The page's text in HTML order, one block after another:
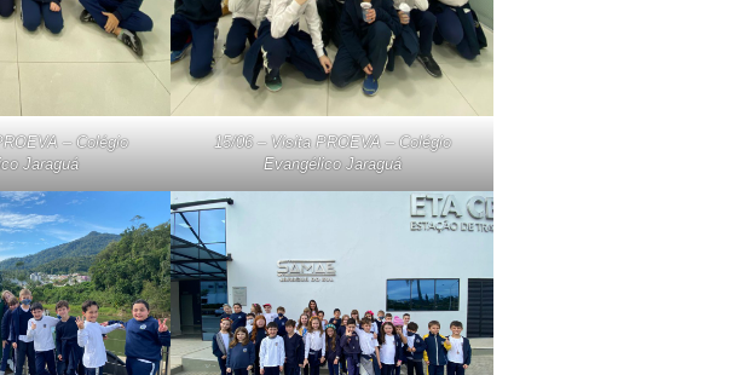
– Colégio
Jaraguá
15/06 – Visita PROEVA – Colégio
Evangélico Jaraguá